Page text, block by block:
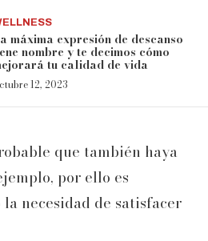
máxima expresión de descanso
nombre y te decimos cómo
tu calidad de vida
12, 2023
que también haya
por ello es
necesidad de satisfacer